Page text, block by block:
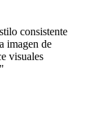
consistente
imagen de
visuales
"